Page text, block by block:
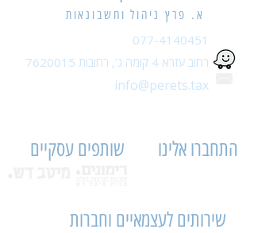
א. פרץ ניהול וחשבונאות
077-4140451
רחוב עזרא 4 קומה ג',
רחובות 7620015
info@perets.tax
שותפים עסקיים התחברו אלינו
שירותים לעצמאיים וחברות